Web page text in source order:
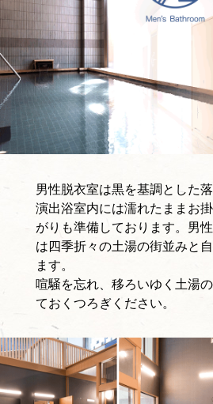
男性脱衣室は黒を基調とした
演出浴室内には濡れたままお
がりも準備しております。男
は四季折々の土湯の街並みと
ます。
喧騒を忘れ、移ろいゆく土湯
ておくつろぎください。